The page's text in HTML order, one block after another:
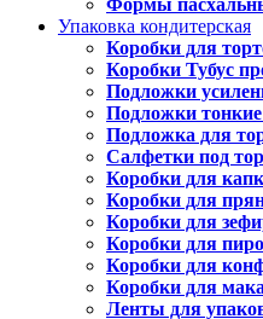
Формы
Упаковка кондитерская
Коробки для
Коробки Тубус
Подложки
Подложки
Подложка для
Салфетки под
Коробки для
Коробки для
Коробки для
Коробки для
Коробки для
Коробки для
Ленты для